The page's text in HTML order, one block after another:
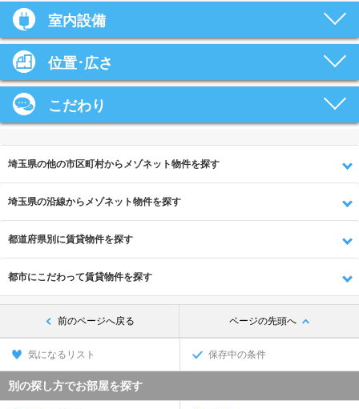
室内設備
位置･広さ
こだわり
埼玉県の他の市区町村からメゾネット物件を探す
埼玉県の沿線からメゾネット物件を探す
都道府県別に賃貸物件を探す
都市にこだわって賃貸物件を探す
前のページへ戻る ページの先頭へ
気になるリスト 保存中の条件
別の探し方でお部屋を探す